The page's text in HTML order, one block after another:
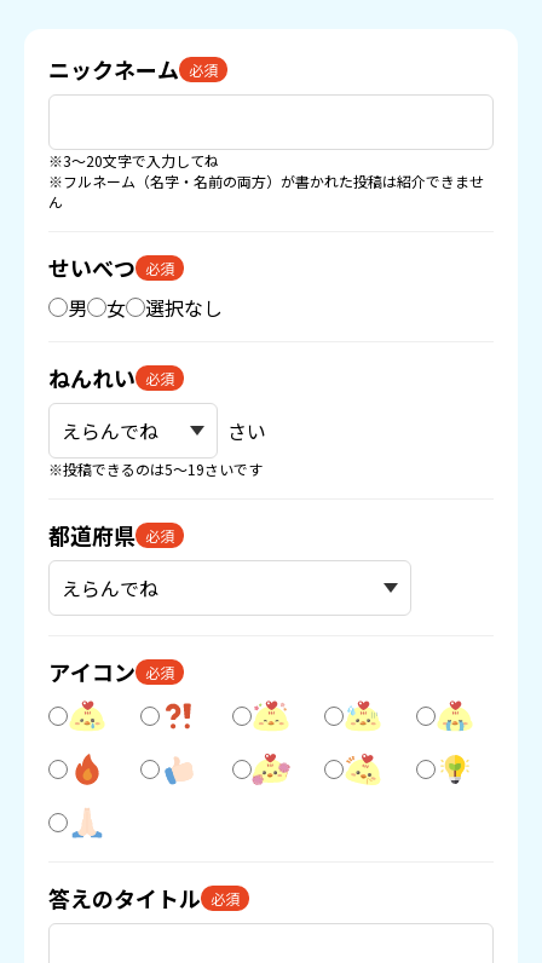
ニックネーム 必須
※3〜20文字で入力してね
※フルネーム（名字・名前の両方）が書かれた投稿は紹介できませ
ん
せいべつ 必須
男 女 選択なし
ねんれい 必須
さい
※投稿できるのは5〜19さいです
都道府県 必須
アイコン 必須
答えのタイトル 必須